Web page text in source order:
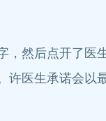
然后点开了医
生承诺会以